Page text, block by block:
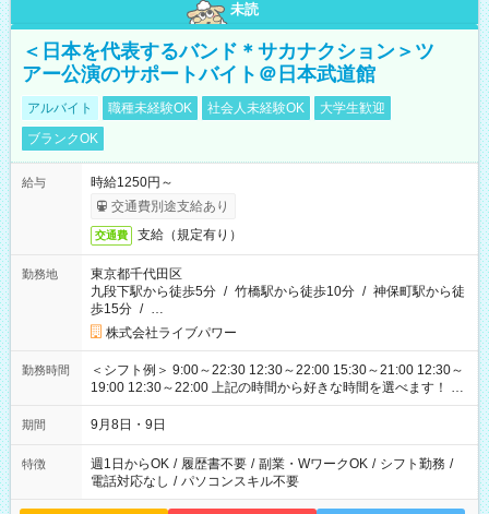
未読
＜日本を代表するバンド＊サカナクション＞ツ
アー公演のサポートバイト＠日本武道館
アルバイト 職種未経験OK 社会人未経験OK
大学生歓迎
ブランクOK
給与
時給1250円～
交通費別途支給あり
交通費 支給（規定有り）
勤務地
東京都千代田区
九段下駅から徒歩5分 / 竹橋駅から徒歩10分 / 神保町駅から徒
歩15分 / …
株式会社ライブパワー
勤務時間
＜シフト例＞ 9:00～22:30 12:30～22:00 15:30～21:00 12:30～
19:00 12:30～22:00 上記の時間から好きな時間を選べます！ ※
時間は変更となる可能性があります
期間 9月8日・9日
特徴 週1日からOK / 履歴書不要 / 副業・WワークOK / シフト勤務 /
電話対応なし / パソコンスキル不要